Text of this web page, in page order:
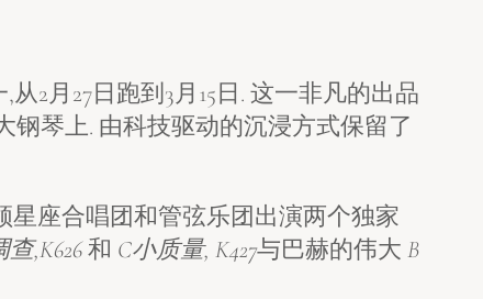
2月27日跑到3月15日. 这一非凡的出品
琴上. 由科技驱动的沉浸方式保留了
星座合唱团和管弦乐团出演两个独家
查,K626和 C小质量, K427与巴赫的伟大 B